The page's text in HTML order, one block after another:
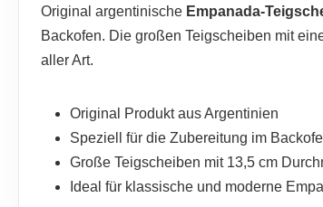
Original argentinische Empanada-
Backofen. Die großen Teigscheiben mit
aller Art.
Original Produkt aus Argentinien
Speziell für die Zubereitung im
Große Teigscheiben mit 13,5 cm
Ideal für klassische und moderne